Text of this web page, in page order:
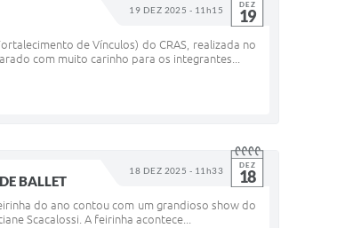
19 DEZ 2025 - 11h15 DEZ
19
de Vínculos) do CRAS, realizada no
com muito carinho para os integrantes...
18 DEZ 2025 - 11h33 DEZ
18
BALLET
do ano contou com um grandioso show do
Scacalossi. A feirinha acontece...